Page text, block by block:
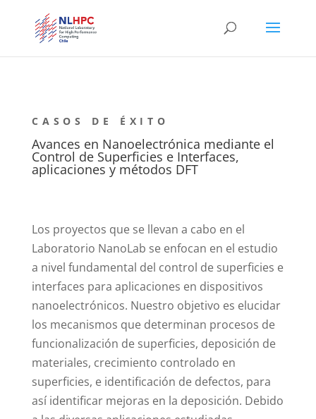
Avances en Nanoelectrónica mediante el
Control de Superficies e Interfaces,
aplicaciones y métodos DFT
Los proyectos que se llevan a cabo en el
Laboratorio NanoLab se enfocan en el estudio
a nivel fundamental del control de superficies e
interfaces para aplicaciones en dispositivos
nanoelectrónicos. Nuestro objetivo es elucidar
los mecanismos que determinan procesos de
funcionalización de superficies, deposición de
materiales, crecimiento controlado en
superficies, e identificación de defectos, para
así identificar mejoras en la deposición. Debido